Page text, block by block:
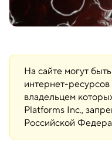
На сайте могут
интернет-
владельцем
Platforms Inc.,
Российской